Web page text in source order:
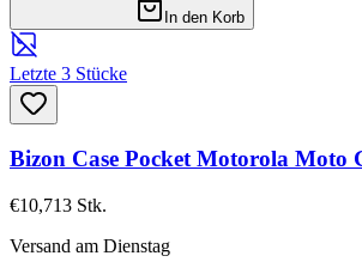
In den Korb
Letzte 3 Stücke
Bizon Case Pocket Motorola Moto
€10,713 Stk.
Versand am Dienstag